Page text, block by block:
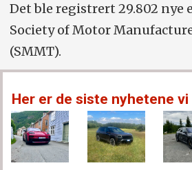
Det ble registrert 29.802 nye
Society of Motor
(SMMT).
Her er de siste nyhetene